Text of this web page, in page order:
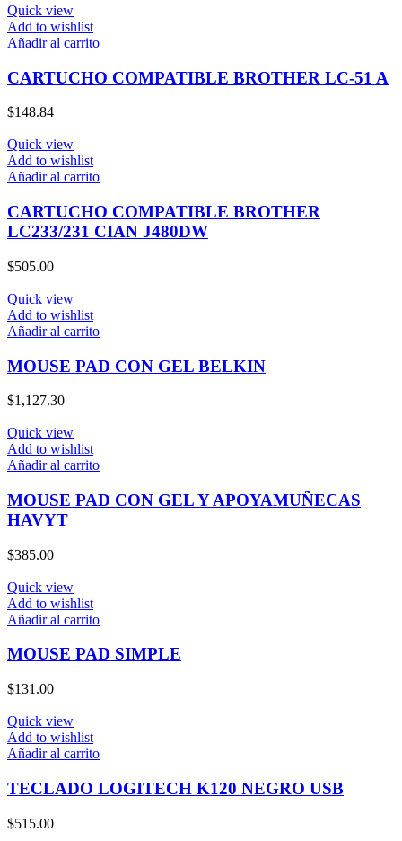
Quick view
Add to wishlist
Añadir al carrito
CARTUCHO COMPATIBLE BROTHER LC-51 A
$148.84
Quick view
Add to wishlist
Añadir al carrito
CARTUCHO COMPATIBLE BROTHER
LC233/231 CIAN J480DW
$505.00
Quick view
Add to wishlist
Añadir al carrito
MOUSE PAD CON GEL BELKIN
$1,127.30
Quick view
Add to wishlist
Añadir al carrito
MOUSE PAD CON GEL Y APOYAMUÑECAS
HAVYT
$385.00
Quick view
Add to wishlist
Añadir al carrito
MOUSE PAD SIMPLE
$131.00
Quick view
Add to wishlist
Añadir al carrito
TECLADO LOGITECH K120 NEGRO USB
$515.00